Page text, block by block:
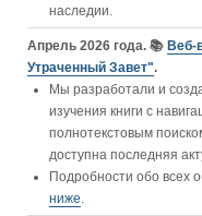
наследии.
Апрель 2026 года. 📚 Веб-
Утраченный Завет".
Мы разработали и
изучения книги c
полнотекстовым
доступна последняя
Подробности обо всех
ниже.